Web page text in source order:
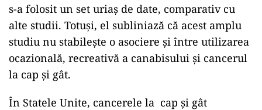
s-a folosit un set uriaș de date, comparativ cu
alte studii. Totuși, el subliniază că acest amplu
studiu nu stabilește o asociere și între utilizarea
ocazională, recreativă a canabisului și cancerul
la cap și gât.
În Statele Unite, cancerele la cap și gât